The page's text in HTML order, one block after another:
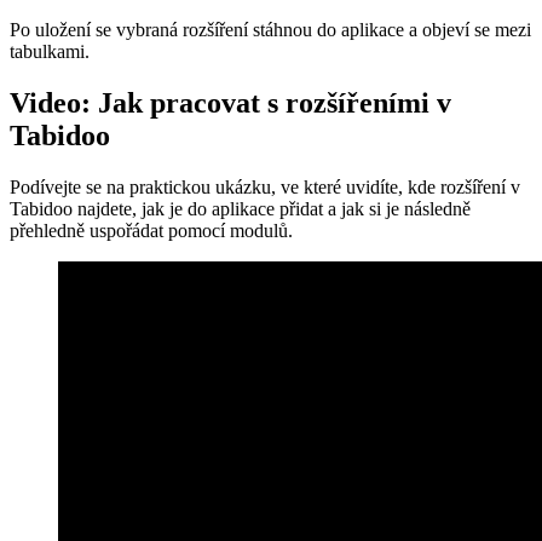
Po uložení se vybraná rozšíření stáhnou do aplikace a objeví se mezi
tabulkami.
Video: Jak pracovat s rozšířeními v
Tabidoo
Podívejte se na praktickou ukázku, ve které uvidíte, kde rozšíření v
Tabidoo najdete, jak je do aplikace přidat a jak si je následně
přehledně uspořádat pomocí modulů.